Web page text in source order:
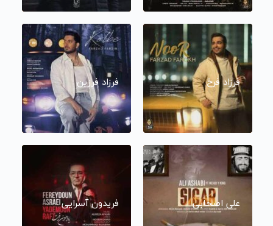
فرزاد فرخ فرزاد فرزین
علی اصحابی فریدون آسرایی